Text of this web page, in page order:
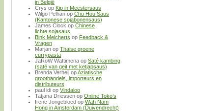
in België
Crys op Kip in Meestersaus
Wilgo Pelhan op Chu Hou Saus
(Kantonese sojabonensaus)
James Clock op Chinese
lichte sojasaus
Bink Melcherts op Feedback &
Vragen
Marjan op Thaise groene
currypasta
JaRoW Wattimena op Saté kambing
(saté van geit met ketjapsaus)
Brenda Verheij opAziatische
groothandels, importeurs en
distributeurs
paul idi op Vindaloo
Tatjana Driessen op Online Toko’s
Irene Jongebloed op Wah Nam
Hong in Amsterdam (Duivendrecht)